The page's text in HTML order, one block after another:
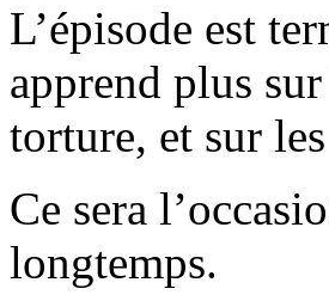
L’épisode est
apprend plus
torture, et sur
Ce sera
longtemps.